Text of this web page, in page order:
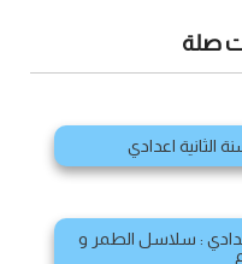
صلة
الثانية اعدادي
: سلاسل الطمر و